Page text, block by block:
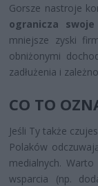
Gorsze nastroje
ogranicza
mniejsze zyski
obniżonymi
zadłużenia i
CO TO
Jeśli Ty także
Polaków
medialnych. Warto
wsparcia (np.